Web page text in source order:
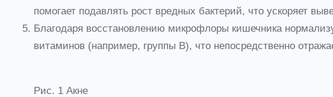
помогает подавлять рост вредных бактерий, что ускоряет
Благодаря восстановлению микрофлоры кишечника
витаминов (например, группы B), что непосредственно
Рис. 1 Акне